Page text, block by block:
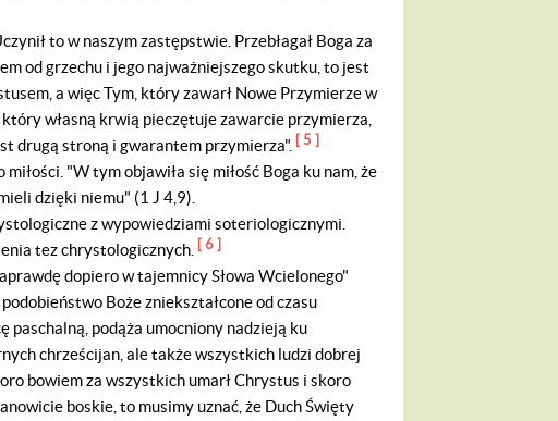
to w naszym zastępstwie. Przebłagał Boga za
od grzechu i jego najważniejszego skutku, to jest
a więc Tym, który zawarł Nowe Przymierze w
własną krwią pieczętuje zawarcie przymierza,
drugą stroną i gwarantem przymierza". [ 5 ]
"W tym objawiła się miłość Boga ku nam, że
dzięki niemu" (1 J 4,9).
z wypowiedziami soteriologicznymi.
tez chrystologicznych. [ 6 ]
dopiero w tajemnicy Słowa Wcielonego"
Boże zniekształcone od czasu
paschalną, podąża umocniony nadzieją ku
chrześcijan, ale także wszystkich ludzi dobrej
bowiem za wszystkich umarł Chrystus i skoro
boskie, to musimy uznać, że Duch Święty